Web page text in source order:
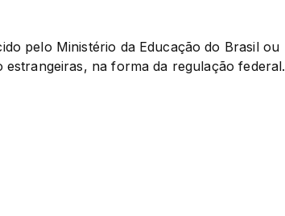
pelo Ministério da Educação do Brasil ou
estrangeiras, na forma da regulação federal.